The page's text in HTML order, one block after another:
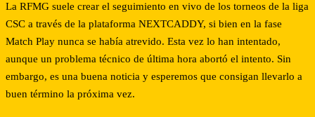
La RFMG suele crear el seguimiento en vivo de los torneos de la liga
CSC a través de la plataforma NEXTCADDY, si bien en la fase
Match Play nunca se había atrevido. Esta vez lo han intentado,
aunque un problema técnico de última hora abortó el intento. Sin
embargo, es una buena noticia y esperemos que consigan llevarlo a
buen término la próxima vez.